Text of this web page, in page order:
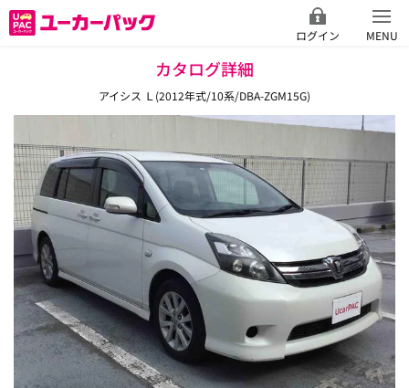
ログイン MENU
カタログ詳細
アイシス Ｌ(2012年式/10系/DBA-ZGM15G)